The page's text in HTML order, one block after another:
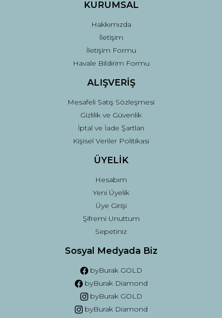
Gönder
KURUMSAL
Hakkımızda
İletişim
İletişim Formu
Havale Bildirim Formu
ALIŞVERİŞ
Mesafeli Satış Sözleşmesi
Gizlilik ve Güvenlik
İptal ve İade Şartları
Kişisel Veriler Politikası
ÜYELİK
Hesabım
Yeni Üyelik
Üye Girişi
Şifremi Unuttum
Sepetiniz
Sosyal Medyada Biz
byBurak GOLD
byBurak Diamond
byBurak GOLD
byBurak Diamond